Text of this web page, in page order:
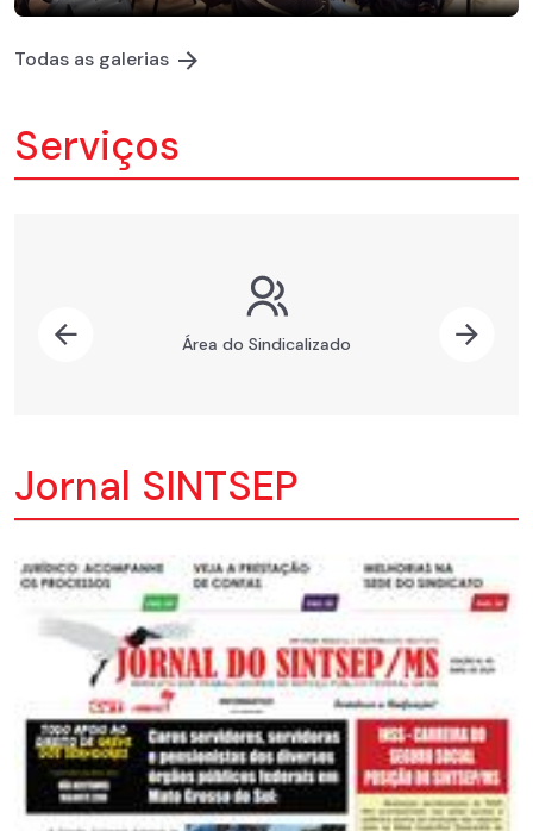
Todas as galerias
Serviços
Área do Sindicalizado
Jornal SINTSEP